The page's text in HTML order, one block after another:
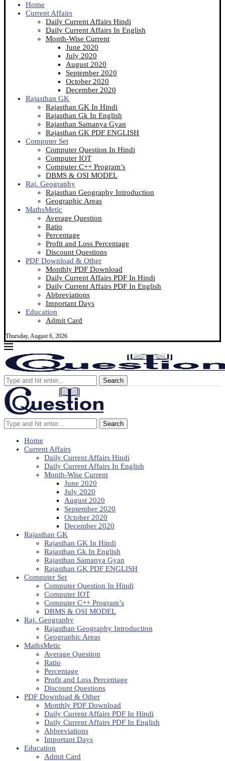
Home
Current Affairs
Daily Current Affairs Hindi
Daily Current Affairs In English
Month-Wise Current
June 2020
July 2020
August 2020
September 2020
October 2020
December 2020
Rajasthan GK
Rajasthan GK In Hindi
Rajasthan Gk In English
Rajasthan Samanya Gyan
Rajasthan GK PDF ENGLISH
Computer Set
Computer Question In Hindi
Computer IOT
Computer C++ Program’s
DBMS & OSI MODEL
Raj. Geography
Rajasthan Geography Introduction
Geographic Areas
MathsMetic
Average Question
Ratio
Percentage
Profit and Loss Percentage
Discount Questions
PDF Download & Other
Monthly PDF Download
Daily Current Affairs PDF In Hindi
Daily Current Affairs PDF In English
Abbreviations
Important Days
Education
Admit Card
Thursday, August 6, 2026
Search
Search
Home
Current Affairs
Daily Current Affairs Hindi
Daily Current Affairs In English
Month-Wise Current
June 2020
July 2020
August 2020
September 2020
October 2020
December 2020
Rajasthan GK
Rajasthan GK In Hindi
Rajasthan Gk In English
Rajasthan Samanya Gyan
Rajasthan GK PDF ENGLISH
Computer Set
Computer Question In Hindi
Computer IOT
Computer C++ Program’s
DBMS & OSI MODEL
Raj. Geography
Rajasthan Geography Introduction
Geographic Areas
MathsMetic
Average Question
Ratio
Percentage
Profit and Loss Percentage
Discount Questions
PDF Download & Other
Monthly PDF Download
Daily Current Affairs PDF In Hindi
Daily Current Affairs PDF In English
Abbreviations
Important Days
Education
Admit Card